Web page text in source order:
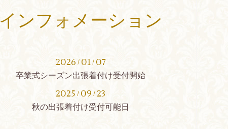
インフォメーション
2026 / 01 / 07
卒業式シーズン出張着付け受付開始
2025 / 09 / 23
秋の出張着付け受付可能日